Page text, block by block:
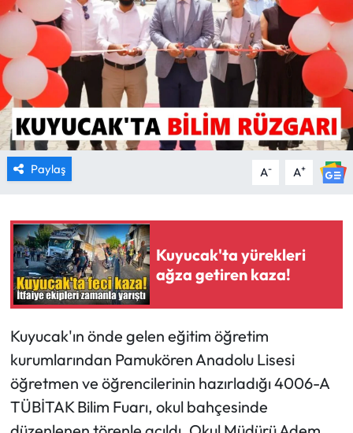
Paylaş A- A+
Kuyucak'ta yürekleri
ağza getiren kaza!
Kuyucak'ın önde gelen eğitim öğretim
kurumlarından Pamukören Anadolu Lisesi
öğretmen ve öğrencilerinin hazırladığı 4006-A
TÜBİTAK Bilim Fuarı, okul bahçesinde
SPOR
TARIM
TURİZM
YAŞAM
RESMİ İLANLAR